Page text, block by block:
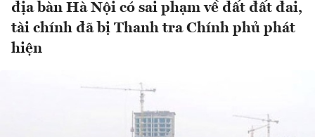
địa bàn Hà Nội có sai phạm về đất đất đai,
tài chính đã bị Thanh tra Chính phủ phát
hiện